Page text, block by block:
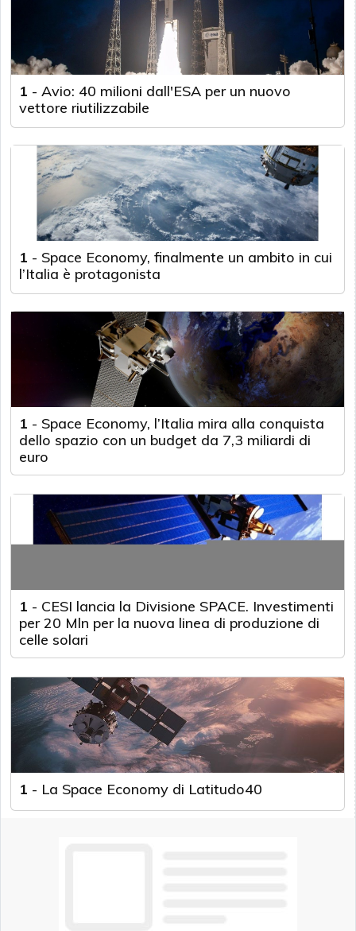
1 - Avio: 40 milioni dall'ESA per un nuovo
vettore riutilizzabile
1 - Space Economy, finalmente un ambito in cui
l’Italia è protagonista
1 - Space Economy, l’Italia mira alla conquista
dello spazio con un budget da 7,3 miliardi di
euro
1 - CESI lancia la Divisione SPACE. Investimenti
per 20 Mln per la nuova linea di produzione di
celle solari
1 - La Space Economy di Latitudo40